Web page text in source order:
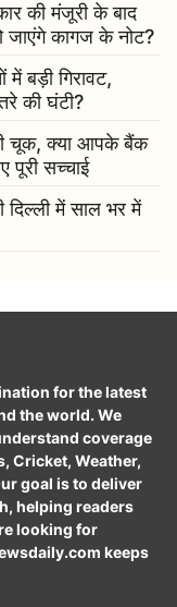
की मंजूरी के बाद
जाएंगे कागज के नोट?
बड़ी गिरावट,
की घंटी?
चूक, क्या आपके बैंक
पूरी सच्चाई
दिल्ली में साल भर में
for the latest
the world. We
coverage
Cricket, Weather,
goal is to deliver
helping readers
looking for
keeps